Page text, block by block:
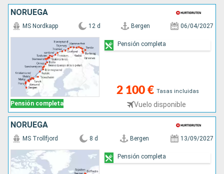
NORUEGA
Pensión completa
MS Nordkapp 12 d Bergen 06/04/2027
2 100 € Tasas incluidas
Vuelo disponible
Pensión completa
NORUEGA
MS Trollfjord 8 d Bergen 13/09/2027
Pensión completa